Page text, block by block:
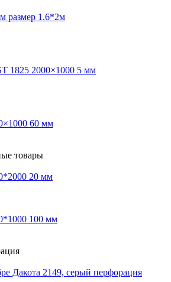
размер 1.6*2м
1825 2000×1000 5 мм
60 мм
товары
20 мм
100 мм
Дакота 2149, серый перфорация